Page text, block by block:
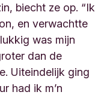
biecht ze op. “Ik
en verwachtte
was mijn
dan de
Uiteindelijk ging
had ik m’n